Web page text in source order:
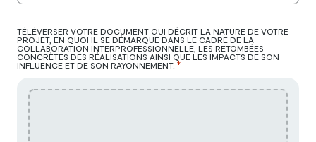
TÉLÉVERSER VOTRE DOCUMENT QUI DÉCRIT LA NATURE DE VOTRE
PROJET, EN QUOI IL SE DÉMARQUE DANS LE CADRE DE LA
COLLABORATION INTERPROFESSIONNELLE, LES RETOMBÉES
CONCRÈTES DES RÉALISATIONS AINSI QUE LES IMPACTS DE SON
INFLUENCE ET DE SON RAYONNEMENT. *